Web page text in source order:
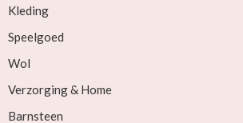
Kleding
Speelgoed
Wol
Verzorging & Home
Barnsteen